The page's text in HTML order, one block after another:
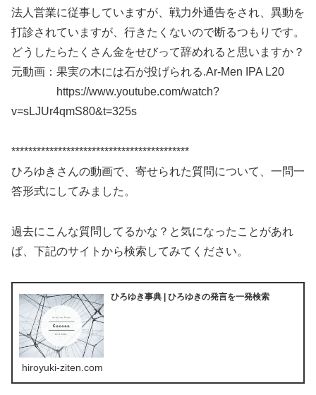
法人営業に従事していますが、戦力外通告をされ、異動を
打診されていますが、行きたくないので断るつもりです。
どうしたらたくさん金をせびって辞めれると思いますか？
元動画：果実の木には石が投げられる.Ar-Men IPA L20
https://www.youtube.com/watch?
v=sLJUr4qmS80&t=325s
******************************************
ひろゆきさんの動画で、寄せられた質問について、一問一
答形式にしてみました。
過去にこんな質問してるかな？と気になったことがあれ
ば、下記のサイトから検索してみてください。
ひろゆき事典 | ひろゆきの発言を一発検索
hiroyuki-ziten.com